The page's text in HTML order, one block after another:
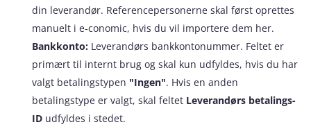
din leverandør. Referencepersonerne skal først oprettes
manuelt i e‑conomic, hvis du vil importere dem her.
Bankkonto: Leverandørs bankkontonummer. Feltet er
primært til internt brug og skal kun udfyldes, hvis du har
valgt betalingstypen "Ingen". Hvis en anden
betalingstype er valgt, skal feltet Leverandørs betalings-
ID udfyldes i stedet.